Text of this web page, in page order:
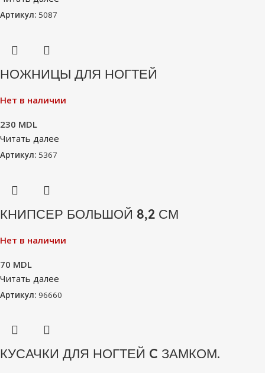
Артикул: 5087
НОЖНИЦЫ ДЛЯ НОГТЕЙ
Нет в наличии
230 MDL
Читать далее
Артикул: 5367
КНИПСЕР БОЛЬШОЙ 8,2 СМ
Нет в наличии
70 MDL
Читать далее
Артикул: 96660
КУСАЧКИ ДЛЯ НОГТЕЙ C ЗАМКОМ.